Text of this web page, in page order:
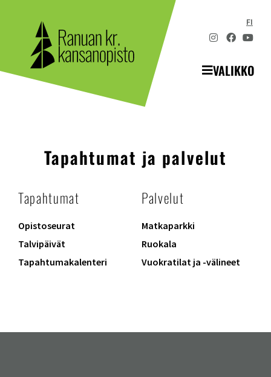
FI
VALIKKO
Tapahtumat ja palvelut
Tapahtumat
Opistoseurat
Talvipäivät
Tapahtumakalenteri
Palvelut
Matkaparkki
Ruokala
Vuokratilat ja -välineet